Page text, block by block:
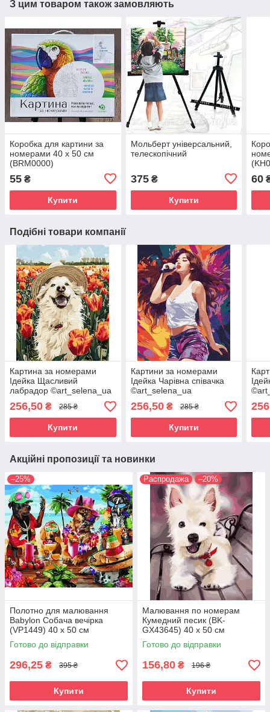
З цим товаром також замовляють
Коробка для картини за
номерами 40 х 50 см
(BRM0000)
55 ₴
Купити
Мольберт універсальний,
телескопічний
375₴
Купити
60
Подібні товари компанії
Картина за номерами
Ідейка Щасливий
лабрадор ©art_selena_ua
(KHO6623) 40 х 50 см
256,50 ₴ 285 ₴
Купити
Картини за номерами
Ідейка Чарівна співачка
©art_selena_ua
(KHO8374) 40 х 50 см
256,50₴ 285 ₴
Купити
Акційні пропозиції та новинки
–25%
Полотно для малювання
Babylon Собача вечірка
(VP1449) 40 х 50 см
Готово до відправки
296,25 ₴ 395 ₴
Купити
Распродажа –20%
Малювання по номерам
Кумедний песик (BK-
GX43645) 40 х 50 см
Готово до відправки
156,80 ₴ 196 ₴
Купити